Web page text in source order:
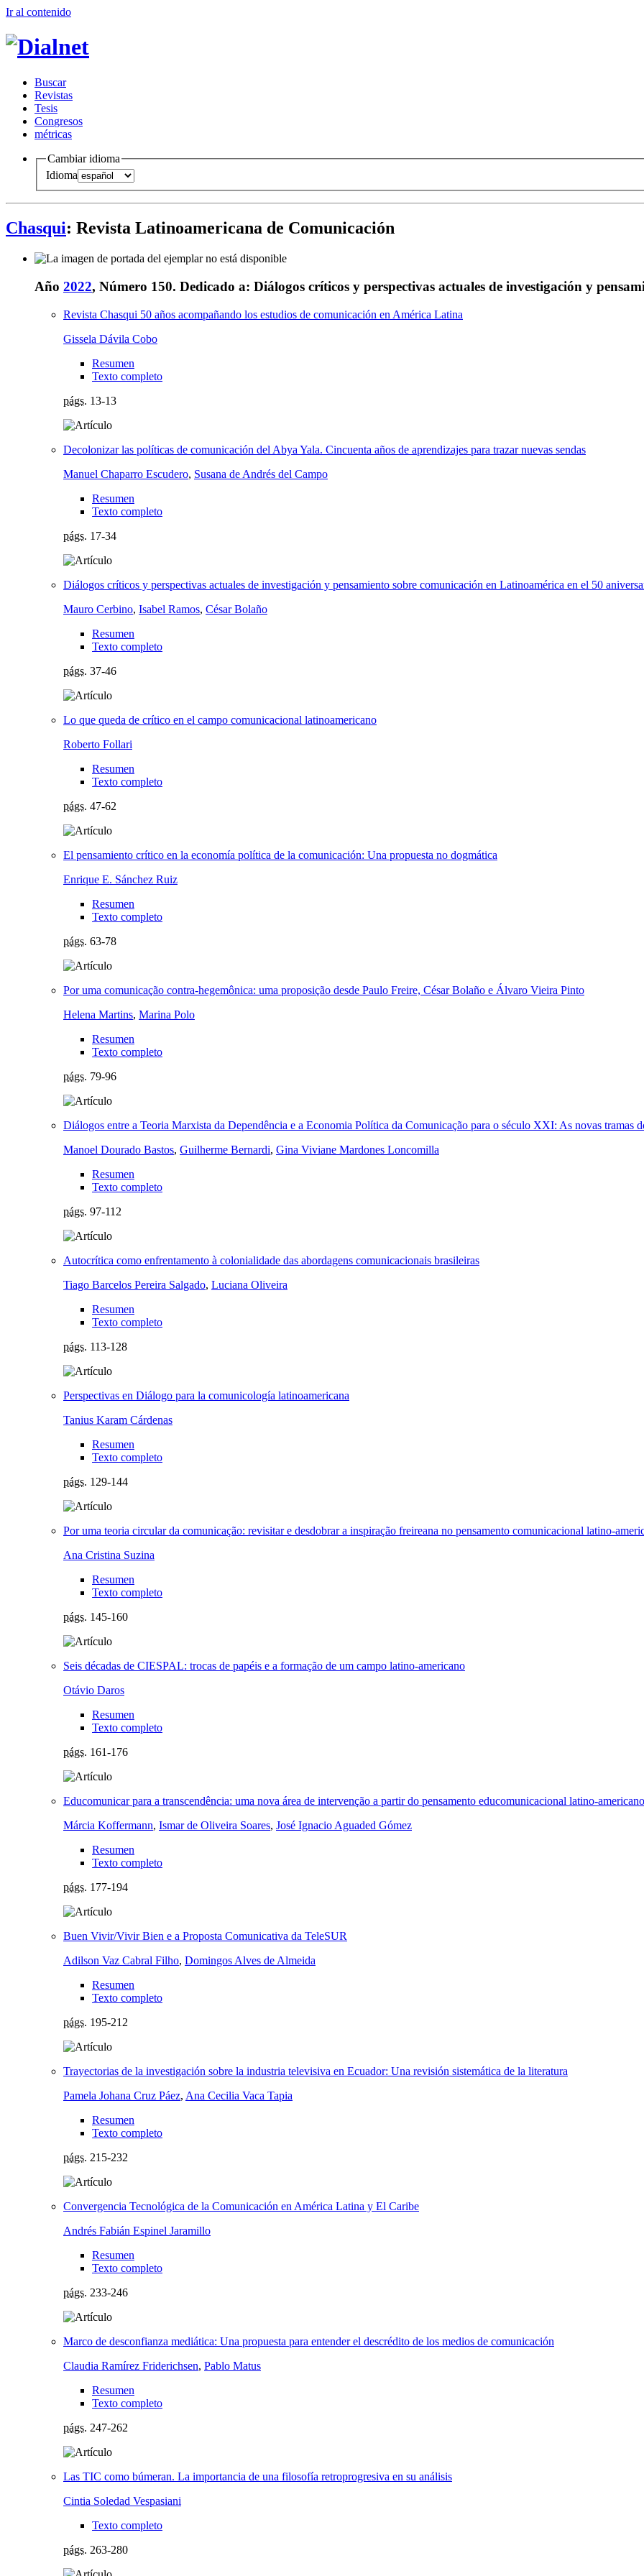
Ir al contenido
Buscar
Revistas
Tesis
Congresos
métricas
Cambiar idioma
Idioma
Chasqui: Revista Latinoamericana de Comunicación
Año 2022, Número 150. Dedicado a: Diálogos críticos y perspectivas actuales de investigación y
Revista Chasqui 50 años acompañando los estudios de comunicación en América Latina
Gissela Dávila Cobo
Resumen
Texto completo
págs. 13-13
Decolonizar las políticas de comunicación del Abya Yala. Cincuenta años de aprendizajes para trazar nuevas sendas
Manuel Chaparro Escudero, Susana de Andrés del Campo
Resumen
Texto completo
págs. 17-34
Diálogos críticos y perspectivas actuales de investigación y pensamiento sobre comunicación en Latinoamérica en el 50
Mauro Cerbino, Isabel Ramos, César Bolaño
Resumen
Texto completo
págs. 37-46
Lo que queda de crítico en el campo comunicacional latinoamericano
Roberto Follari
Resumen
Texto completo
págs. 47-62
El pensamiento crítico en la economía política de la comunicación: Una propuesta no dogmática
Enrique E. Sánchez Ruiz
Resumen
Texto completo
págs. 63-78
Por uma comunicação contra-hegemônica: uma proposição desde Paulo Freire, César Bolaño e Álvaro Vieira Pinto
Helena Martins, Marina Polo
Resumen
Texto completo
págs. 79-96
Diálogos entre a Teoria Marxista da Dependência e a Economia Política da Comunicação para o século XXI: As novas
Manoel Dourado Bastos, Guilherme Bernardi, Gina Viviane Mardones Loncomilla
Resumen
Texto completo
págs. 97-112
Autocrítica como enfrentamento à colonialidade das abordagens comunicacionais brasileiras
Tiago Barcelos Pereira Salgado, Luciana Oliveira
Resumen
Texto completo
págs. 113-128
Perspectivas en Diálogo para la comunicología latinoamericana
Tanius Karam Cárdenas
Resumen
Texto completo
págs. 129-144
Por uma teoria circular da comunicação: revisitar e desdobrar a inspiração freireana no pensamento comunicacional latino-
Ana Cristina Suzina
Resumen
Texto completo
págs. 145-160
Seis décadas de CIESPAL: trocas de papéis e a formação de um campo latino-americano
Otávio Daros
Resumen
Texto completo
págs. 161-176
Educomunicar para a transcendência: uma nova área de intervenção a partir do pensamento educomunicacional latino-americano
Márcia Koffermann, Ismar de Oliveira Soares, José Ignacio Aguaded Gómez
Resumen
Texto completo
págs. 177-194
Buen Vivir/Vivir Bien e a Proposta Comunicativa da TeleSUR
Adilson Vaz Cabral Filho, Domingos Alves de Almeida
Resumen
Texto completo
págs. 195-212
Trayectorias de la investigación sobre la industria televisiva en Ecuador: Una revisión sistemática de la literatura
Pamela Johana Cruz Páez, Ana Cecilia Vaca Tapia
Resumen
Texto completo
págs. 215-232
Convergencia Tecnológica de la Comunicación en América Latina y El Caribe
Andrés Fabián Espinel Jaramillo
Resumen
Texto completo
págs. 233-246
Marco de desconfianza mediática: Una propuesta para entender el descrédito de los medios de comunicación
Claudia Ramírez Friderichsen, Pablo Matus
Resumen
Texto completo
págs. 247-262
Las TIC como búmeran. La importancia de una filosofía retroprogresiva en su análisis
Cintia Soledad Vespasiani
Texto completo
págs. 263-280